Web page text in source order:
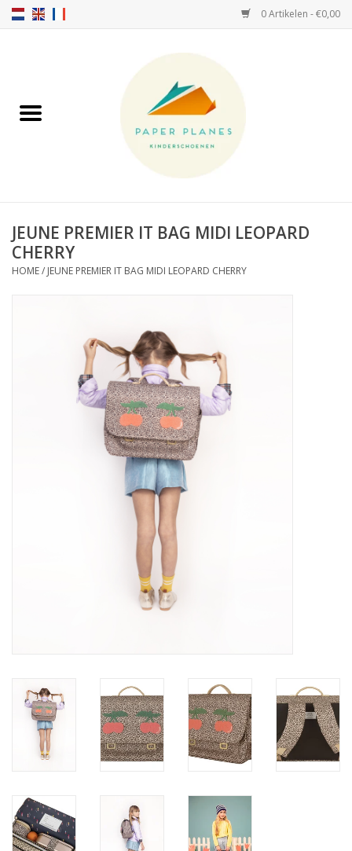
0 Artikelen - €0,00
FW26-27
HELLO HOSSY petten
JEUNE PREMIER
#MYCLIENTSARETHECUTEST
JEUNE PREMIER IT BAG MIDI LEOPARD
CHERRY
HOME/ JEUNE PREMIER IT BAG MIDI LEOPARD CHERRY